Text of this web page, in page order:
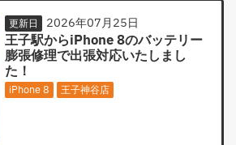
更新日 2026年07月25日
王子駅からiPhone 8のバッテリー
膨張修理で出張対応いたしまし
た！
iPhone 8 王子神谷店